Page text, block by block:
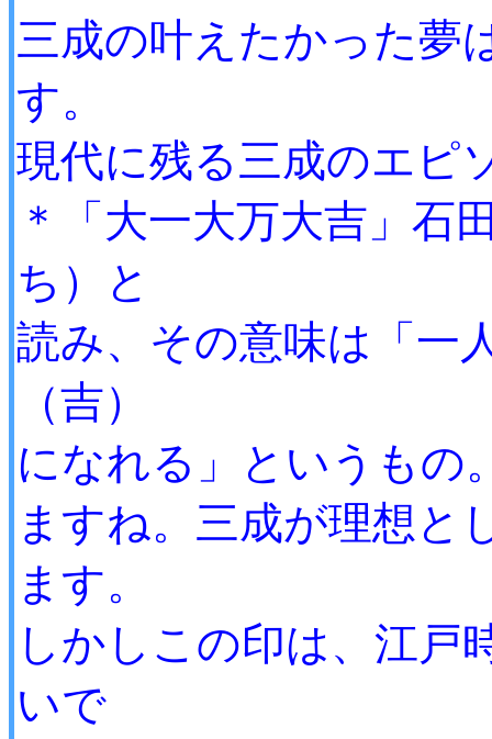
三成の叶えたかった夢
す。
現代に残る三成のエピ
＊「大一大万大吉」石
ち）と
読み、その意味は「一
（吉）
になれる」というもの
ますね。三成が理想と
ます。
しかしこの印は、江戸
いで